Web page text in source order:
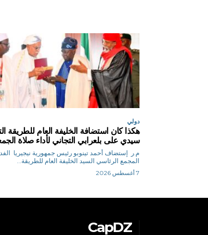
دولي
هكذا كان استضافة الخليفة العام للطريقة
سيدي على بلعرابي التجاني لأداء صلاة
م.ر إستضاف أحمد تينوبو رئيس جمهورية نيجيريا
المجمع الرئاسي السيد الخليفة العام للطريقة...
7 أغسطس 2026
CapDZ